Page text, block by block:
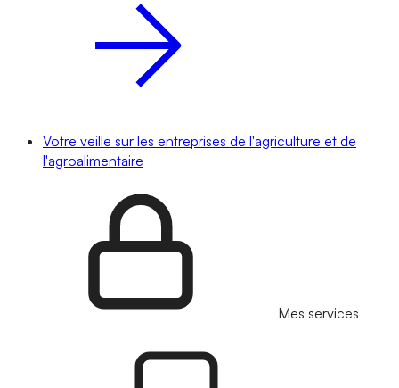
Votre veille sur les entreprises de l'agriculture et de
l'agroalimentaire
Mes services